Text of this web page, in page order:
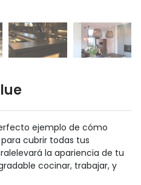
ejemplo de cómo
cubrir todas tus
la apariencia de tu
cocinar, trabajar, y